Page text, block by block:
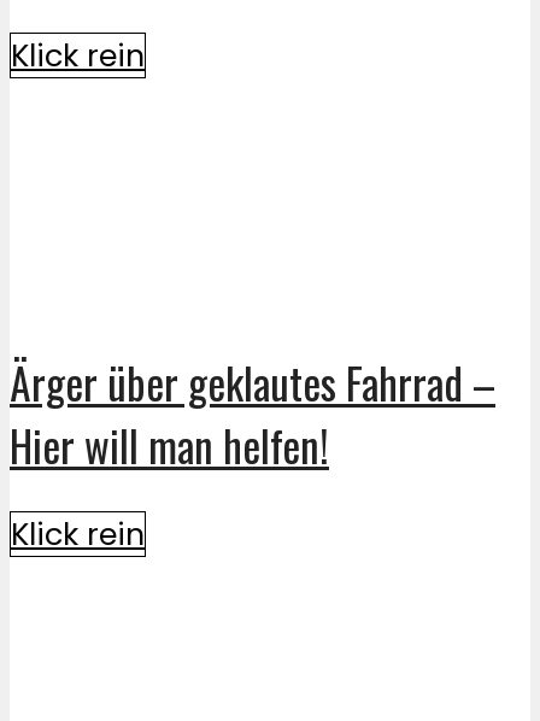
Klick rein
Ärger über geklautes Fahrrad –
Hier will man helfen!
Klick rein